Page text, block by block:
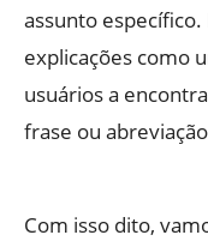
assunto
explicações como
usuários a
frase ou
Com isso dito,